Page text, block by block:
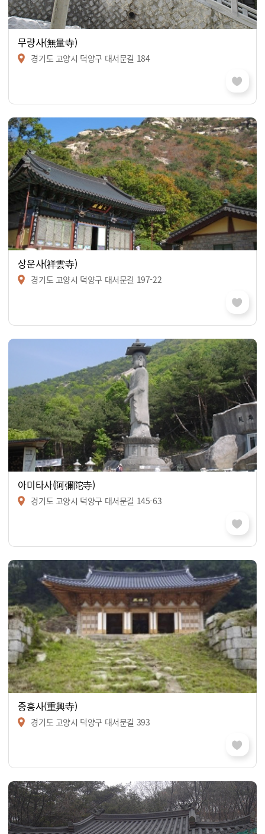
무량사(無量寺)
경기도 고양시 덕양구 대서문길 184
상운사(祥雲寺)
경기도 고양시 덕양구 대서문길 197-22
아미타사(阿彌陀寺)
경기도 고양시 덕양구 대서문길 145-63
중흥사(重興寺)
경기도 고양시 덕양구 대서문길 393